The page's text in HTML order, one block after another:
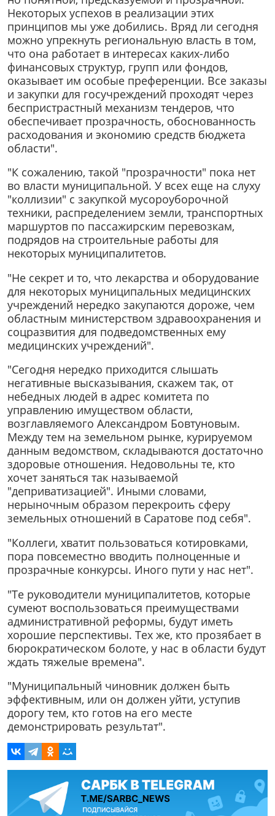
Некоторых успехов в реализации этих
принципов мы уже добились. Вряд ли сегодня
можно упрекнуть региональную власть в том,
что она работает в интересах каких-либо
финансовых структур, групп или фондов,
оказывает им особые преференции. Все заказы
и закупки для госучреждений проходят через
беспристрастный механизм тендеров, что
обеспечивает прозрачность, обоснованность
расходования и экономию средств бюджета
области".
"К сожалению, такой "прозрачности" пока нет
во власти муниципальной. У всех еще на слуху
"коллизии" с закупкой мусороуборочной
техники, распределением земли, транспортных
маршуртов по пассажирским перевозкам,
подрядов на строительные работы для
некоторых муниципалитетов.
"Не секрет и то, что лекарства и оборудование
для некоторых муниципальных медицинских
учреждений нередко закупаются дороже, чем
областным министерством здравоохранения и
соцразвития для подведомственных ему
медицинских учреждений".
"Сегодня нередко приходится слышать
негативные высказывания, скажем так, от
небедных людей в адрес комитета по
управлению имуществом области,
возглавляемого Александром Бовтуновым.
Между тем на земельном рынке, курируемом
данным ведомством, складываются достаточно
здоровые отношения. Недовольны те, кто
хочет заняться так называемой
"деприватизацией". Иными словами,
нерыночным образом перекроить сферу
земельных отношений в Саратове под себя".
"Коллеги, хватит пользоваться котировками,
пора повсеместно вводить полноценные и
прозрачные конкурсы. Иного пути у нас нет".
"Те руководители муниципалитетов, которые
сумеют воспользоваться преимуществами
административной реформы, будут иметь
хорошие перспективы. Тех же, кто прозябает в
бюрократическом болоте, у нас в области будут
ждать тяжелые времена".
"Муниципальный чиновник должен быть
эффективным, или он должен уйти, уступив
дорогу тем, кто готов на его месте
демонстрировать результат".